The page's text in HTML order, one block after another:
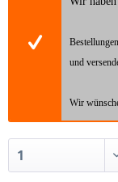
und
Wir